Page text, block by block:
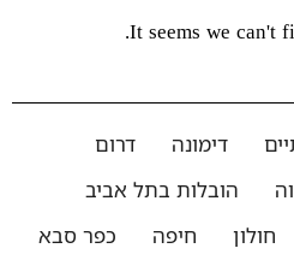
It seems we can't
דימונה
דרום
הובלות בתל אביב
חולון חיפה
כפר סבא